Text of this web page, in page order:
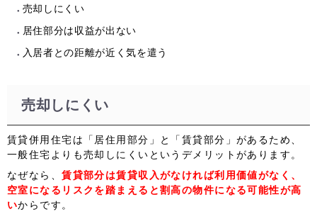
売却しにくい
居住部分は収益が出ない
入居者との距離が近く気を遣う
売却しにくい
賃貸併用住宅は「居住用部分」と「賃貸部分」があるため、
一般住宅よりも売却しにくいというデメリットがあります。
なぜなら、賃貸部分は賃貸収入がなければ利用価値がなく、
空室になるリスクを踏まえると割高の物件になる可能性が高
いからです。